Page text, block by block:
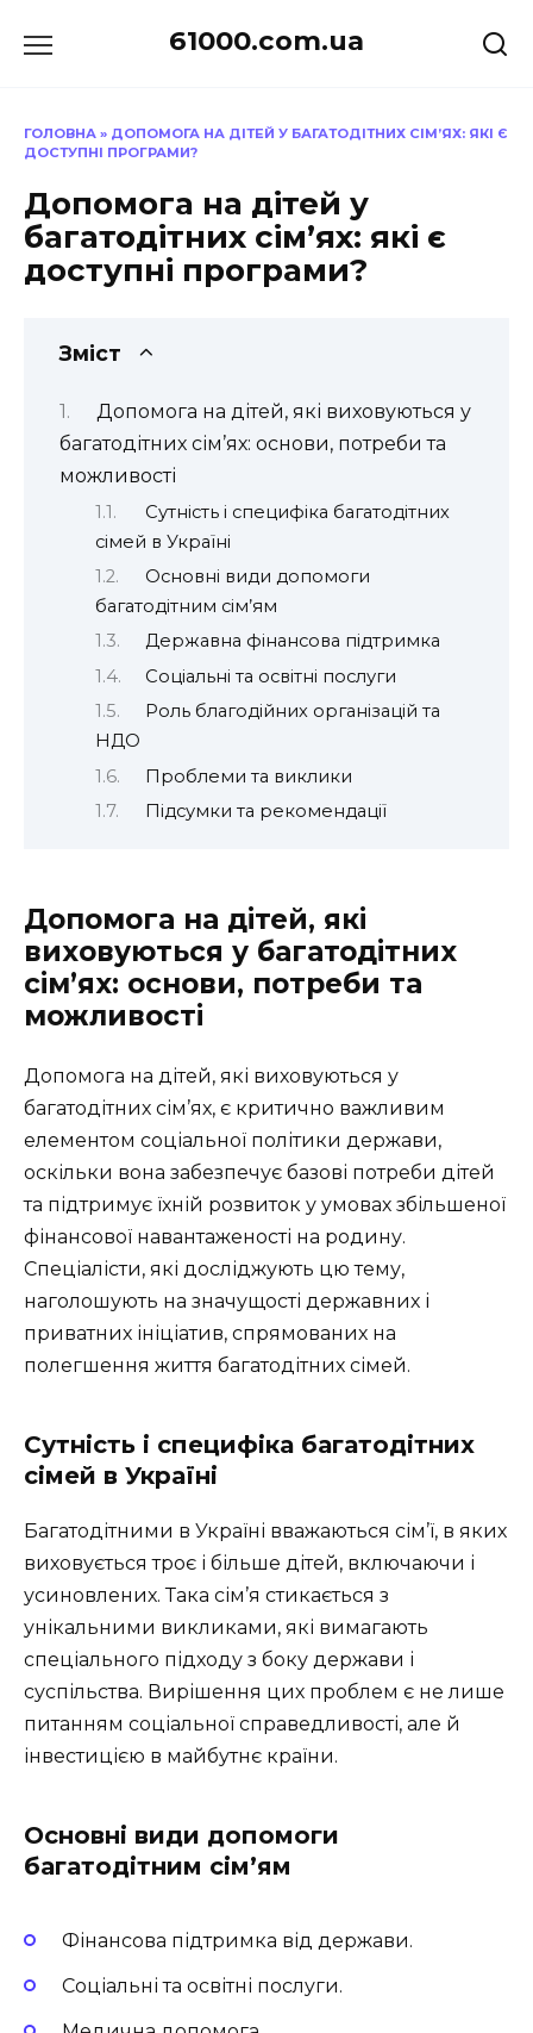
до
61000.com.ua
ГОЛОВНА » ДОПОМОГА НА ДІТЕЙ У БАГАТОДІТНИХ СІМ’ЯХ: ЯКІ Є
ДОСТУПНІ ПРОГРАМИ?
Допомога на дітей у
багатодітних сім’ях: які є
доступні програми?
Зміст
Допомога на дітей, які виховуються у
багатодітних сім’ях: основи, потреби та
можливості
Сутність і специфіка багатодітних
сімей в Україні
Основні види допомоги
багатодітним сім’ям
Державна фінансова підтримка
Соціальні та освітні послуги
Роль благодійних організацій та
НДО
Проблеми та виклики
Підсумки та рекомендації
Допомога на дітей, які
виховуються у багатодітних
сім’ях: основи, потреби та
можливості
Допомога на дітей, які виховуються у
багатодітних сім’ях, є критично важливим
елементом соціальної політики держави,
оскільки вона забезпечує базові потреби дітей
та підтримує їхній розвиток у умовах збільшеної
фінансової навантаженості на родину.
Спеціалісти, які досліджують цю тему,
наголошують на значущості державних і
приватних ініціатив, спрямованих на
полегшення життя багатодітних сімей.
Сутність і специфіка багатодітних
сімей в Україні
Багатодітними в Україні вважаються сім’ї, в яких
виховується троє і більше дітей, включаючи і
усиновлених. Така сім’я стикається з
унікальними викликами, які вимагають
спеціального підходу з боку держави і
суспільства. Вирішення цих проблем є не лише
питанням соціальної справедливості, але й
інвестицією в майбутнє країни.
Основні види допомоги
багатодітним сім’ям
Фінансова підтримка від держави.
Соціальні та освітні послуги.